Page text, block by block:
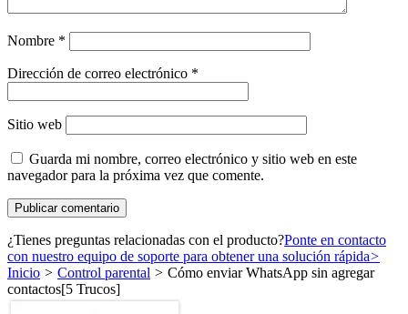
Nombre *
Dirección de correo electrónico *
Sitio web
Guarda mi nombre, correo electrónico y sitio web en este
navegador para la próxima vez que comente.
¿Tienes preguntas relacionadas con el producto?Ponte en contacto
con nuestro equipo de soporte para obtener una solución rápida>
Inicio > Control parental > Cómo enviar WhatsApp sin agregar
contactos[5 Trucos]